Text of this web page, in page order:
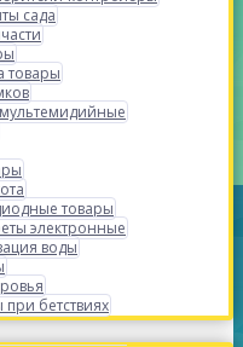
сада
товары
товары
электронные
воды
бетствиях